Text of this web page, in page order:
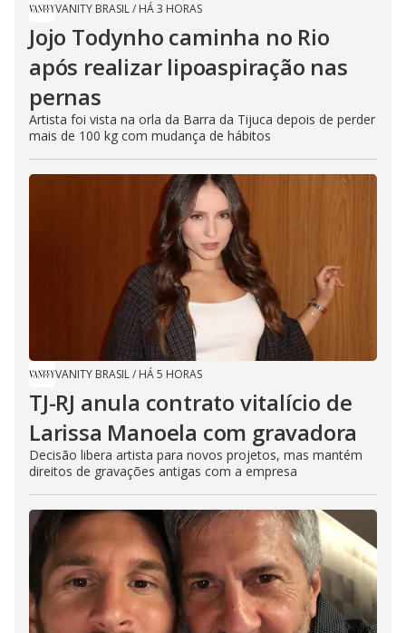
VANITY BRASIL/ HÁ 3 HORAS
Jojo Todynho caminha no Rio
após realizar lipoaspiração nas
pernas
Artista foi vista na orla da Barra da Tijuca depois de perder
mais de 100 kg com mudança de hábitos
VANITY BRASIL/ HÁ 5 HORAS
TJ-RJ anula contrato vitalício de
Larissa Manoela com gravadora
Decisão libera artista para novos projetos, mas mantém
direitos de gravações antigas com a empresa